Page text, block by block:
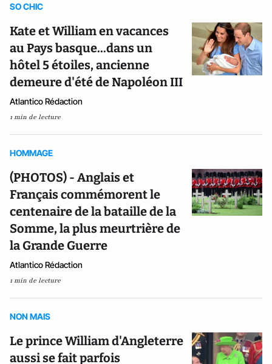
SO CHIC
Kate et William en vacances
au Pays basque...dans un
hôtel 5 étoiles, ancienne
demeure d'été de Napoléon III
Atlantico Rédaction
1 min de lecture
HOMMAGE
(PHOTOS) - Anglais et
Français commémorent le
centenaire de la bataille de la
Somme, la plus meurtrière de
la Grande Guerre
Atlantico Rédaction
1 min de lecture
NON MAIS
Le prince William d'Angleterre
aussi se fait parfois